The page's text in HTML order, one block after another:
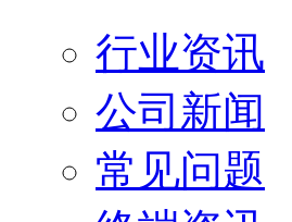
行业资讯
公司新闻
常见问题